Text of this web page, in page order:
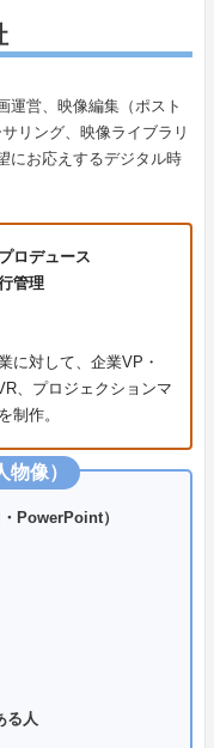
運営、映像編集（ポスト
リング、映像ライブラリ
にお応えするデジタル時
ロデュース
管理
に対して、企業VP・
、プロジェクションマ
制作。
像）
PowerPoint）
る人